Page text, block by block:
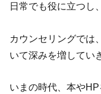
日常でも役に立つし、
カウンセリングでは
いて深みを増してい
いまの時代、本や